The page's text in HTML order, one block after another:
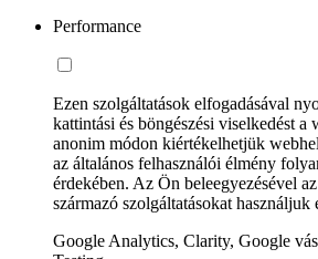
Performance
Ezen szolgáltatások elfogadásával
kattintási és böngészési viselkedést
anonim módon kiértékelhetjük
az általános felhasználói élmény
érdekében. Az Ön beleegyezésével
származó szolgáltatásokat használjuk
Google Analytics, Clarity, Google